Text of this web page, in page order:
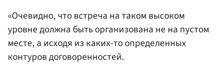
«Очевидно, что встреча на таком высоком
уровне должна быть организована не на пустом
месте, а исходя из каких-то определенных
контуров договоренностей.